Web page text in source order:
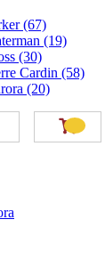
(67)
(19)
(30)
Cardin (58)
(20)